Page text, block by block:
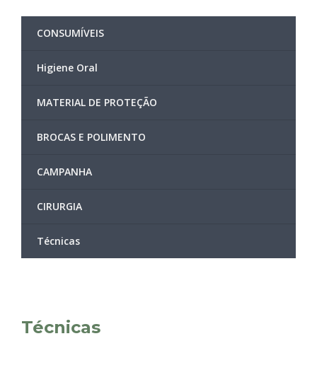
CONSUMÍVEIS
Higiene Oral
MATERIAL DE PROTEÇÃO
BROCAS E POLIMENTO
CAMPANHA
CIRURGIA
Técnicas
Técnicas